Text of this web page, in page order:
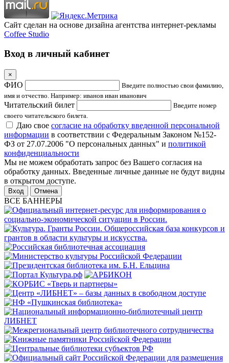
Сайт сделан на основе дизайна агентства интернет-рекламы
Coffee Studio
Вход в личный кабинет
×
ФИО
Введите полностью свои фамилию,
имя и отчество. Например: иванов иван иванович
Читательский билет
Введите номер
своего читательского билета.
Даю свое согласие на обработку введенной персональной
информации в соответствии с Федеральным Законом №152-
ФЗ от 27.07.2006 "О персональных данных" и политикой
конфиденциальности
Мы не можем обработать запрос без Вашего согласия на
обработку данных. Введенные личные данные не будут видны
в открытом доступе.
Отмена
ВСЕ БАННЕРЫ